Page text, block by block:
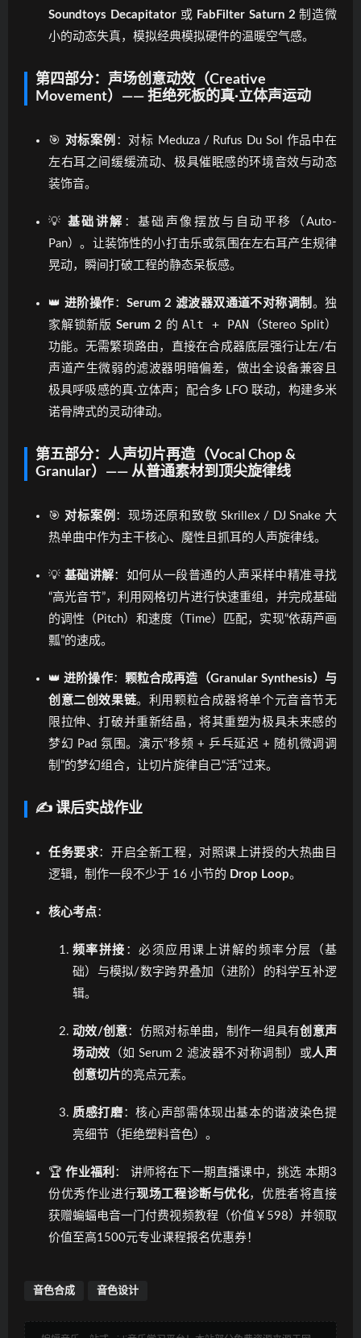
Soundtoys Decapitator或 FabFilter Saturn 2 制造微
小的动态失真，模拟经典模拟硬件的温暖空气感。
第四部分：声场创意动效（Creative
Movement）—— 拒绝死板的真·立体声运动
🎯 对标案例 ：对标 Meduza / Rufus Du Sol 作品中在
左右耳之间缓缓流动、极具催眠感的环境音效与动态
装饰音。
💡 基础讲解 ：基础声像摆放与自动平移（Auto-
Pan）。让装饰性的小打击乐或氛围在左右耳产生规律
晃动，瞬间打破工程的静态呆板感。
👑 进阶操作 ：Serum 2 滤波器双通道不对称调制 。独
家解锁新版 Serum 2 的Alt + PAN （Stereo Split）
功能。无需繁琐路由，直接在合成器底层强行让左/右
声道产生微弱的滤波器明暗偏差，做出全设备兼容且
极具呼吸感的真·立体声；配合多 LFO 联动，构建多米
诺骨牌式的灵动律动。
第五部分：人声切片再造（Vocal Chop &
Granular）—— 从普通素材到顶尖旋律线
🎯 对标案例 ：现场还原和致敬 Skrillex / DJ Snake 大
热单曲中作为主干核心、魔性且抓耳的人声旋律线。
💡 基础讲解：如何从一段普通的人声采样中精准寻找
“高光音节”，利用网格切片进行快速重组，并完成基础
的调性（Pitch）和速度（Time）匹配，实现“依葫芦画
瓢”的速成。
👑进阶操作： 颗粒合成再造（Granular Synthesis）与
创意二创效果链。利用颗粒合成器将单个元音音节无
限拉伸、打破并重新结晶，将其重塑为极具未来感的
梦幻 Pad 氛围。演示“移频 + 乒乓延迟 + 随机微调调
制”的梦幻组合，让切片旋律自己“活”过来。
✍️ 课后实战作业
任务要求：开启全新工程，对照课上讲授的大热曲目
逻辑，制作一段不少于 16 小节的 Drop Loop。
核心考点：
频率拼接 ：必须应用课上讲解的频率分层（基
础）与模拟/数字跨界叠加（进阶）的科学互补逻
辑。
动效/创意：仿照对标单曲，制作一组具有创意声
场动效 （如 Serum 2 滤波器不对称调制）或人声
创意切片的亮点元素。
质感打磨 ：核心声部需体现出基本的谐波染色提
亮细节（拒绝塑料音色）。
🏆作业福利 ： 讲师将在下一期直播课中，挑选 本期3
份优秀作业进行现场工程诊断与优化，优胜者将直接
获赠蝙蝠电音一门付费视频教程（价值￥598）并领取
价值至高1500元专业课程报名优惠券！
音色合成 音色设计